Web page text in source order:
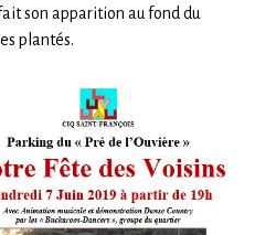
son apparition au fond du
plantés.